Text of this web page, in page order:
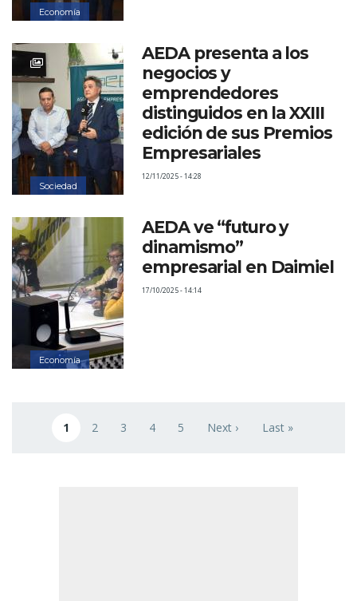
Economía
Sociedad
AEDA presenta a los
negocios y
emprendedores
distinguidos en la XXIII
edición de sus Premios
Empresariales
12/11/2025 - 14:28
Economía
AEDA ve “futuro y
dinamismo”
empresarial en Daimiel
17/10/2025 - 14:14
Página actual
1 Page
2 Page
3 Page
4 Page
5 Siguiente página
Next › Última página
Last »